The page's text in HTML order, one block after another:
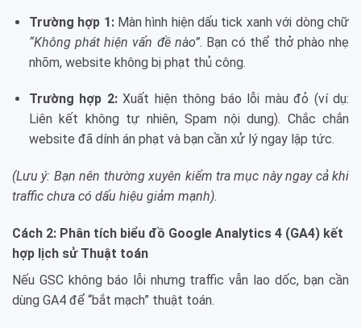
Trường hợp 1:Màn hình hiện dấu tick xanh với dòng chữ
“Không phát hiện vấn đề nào”. Bạn có thể thở phào nhẹ
nhõm, website không bị phạt thủ công.
Trường hợp 2:Xuất hiện thông báo lỗi màu đỏ (ví dụ:
Liên kết không tự nhiên, Spam nội dung). Chắc chắn
website đã dính án phạt và bạn cần xử lý ngay lập tức.
(Lưu ý: Bạn nên thường xuyên kiểm tra mục này ngay cả khi
traffic chưa có dấu hiệu giảm mạnh).
Cách 2: Phân tích biểu đồ Google Analytics 4 (GA4) kết
hợp lịch sử Thuật toán
Nếu GSC không báo lỗi nhưng traffic vẫn lao dốc, bạn cần
dùng GA4 để “bắt mạch” thuật toán.